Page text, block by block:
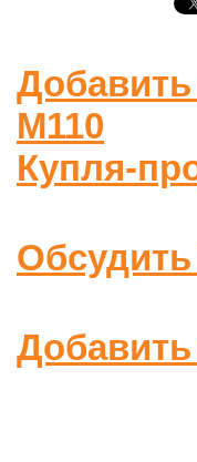
M110
Купля-
Добавить